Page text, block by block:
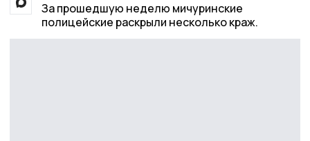
За прошедшую неделю мичуринские
полицейские раскрыли несколько краж.